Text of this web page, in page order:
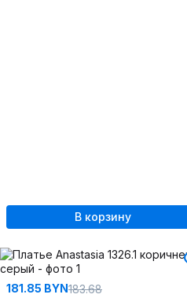
В корзину
181.85 BYN183.68